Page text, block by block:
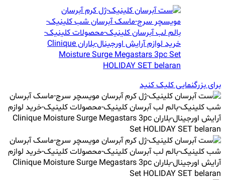
برای بزرگنمایی کلیک کنید